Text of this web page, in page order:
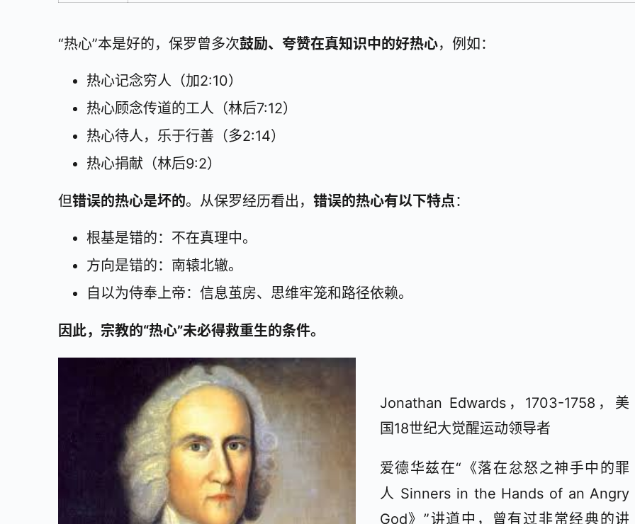
“热心”本是好的，保罗曾多次鼓励、夸赞在真知识中的好热心，例如：
热心记念穷人（加2:10）
热心顾念传道的工人（林后7:12）
热心待人，乐于行善（多2:14）
热心捐献（林后9:2）
但错误的热心是坏的。从保罗经历看出， 错误的热心有以下特点：
根基是错的：不在真理中。
方向是错的：南辕北辙。
自以为侍奉上帝：信息茧房、思维牢笼和路径依赖。
因此，宗教的“热心”未必得救重生的条件。
Jonathan Edwards，1703-1758，美
国18世纪大觉醒运动领导者
爱德华兹在“《落在忿怒之神手中的罪
人 Sinners in the Hands of an Angry
God》”讲道中，曾有过非常经典的讲